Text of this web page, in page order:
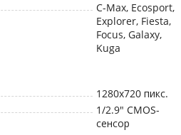
C-Max, Ecosport,
Explorer, Fiesta,
Focus, Galaxy,
Kuga
1280x720 пикс.
1/2.9" CMOS-
сенсор